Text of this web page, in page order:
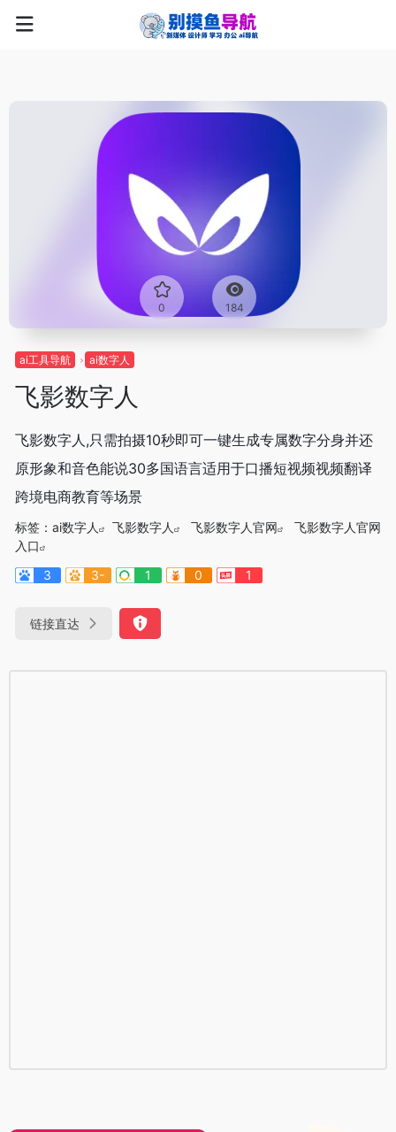
0 184
ai工具导航 ai数字人
飞影数字人
飞影数字人,只需拍摄10秒即可一键生成专属数字分身并还
原形象和音色能说30多国语言适用于口播短视频视频翻译
跨境电商教育等场景
标签： ai数字人 飞影数字人 飞影数字人官网
飞影数字人官网
入口
3
3- 1 0 1
链接直达